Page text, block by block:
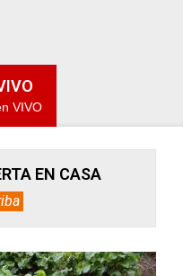
VIVO
EN CASA